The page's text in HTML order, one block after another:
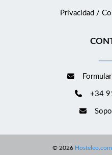
Privacidad /
+34
© 2026 Hosteleo.com